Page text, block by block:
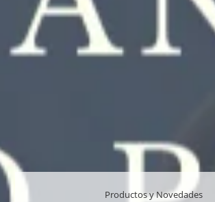
Productos y Novedades